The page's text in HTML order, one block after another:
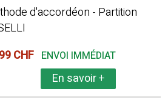
d'accordéon - Partition
CHF ENVOI IMMÉDIAT
En savoir+